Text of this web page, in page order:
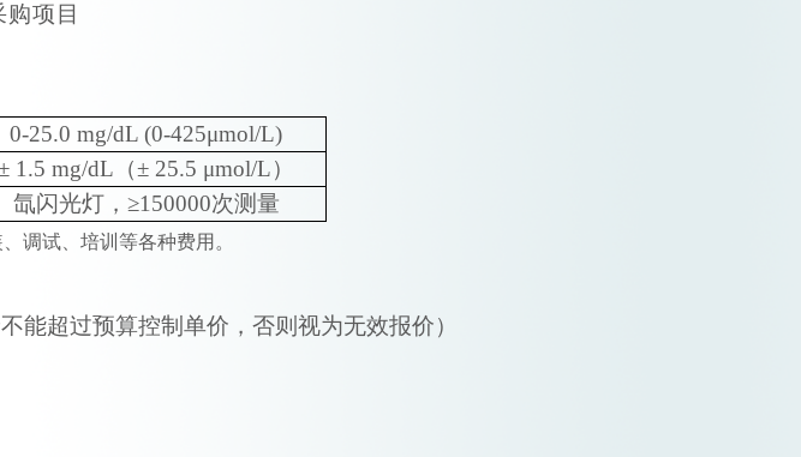
项目
0-25.0 mg/dL (0-425μmol/L)
1.5 mg/dL（± 25.5 μmol/L）
氙闪光灯， ≥150000次测量
调试、培训等各种费用。
能超过预算控制单价，否则视为无效报价）